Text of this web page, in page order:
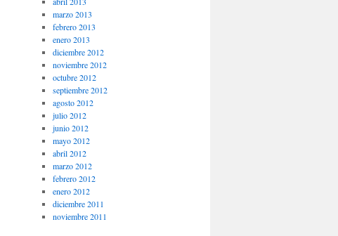
marzo 2013
febrero 2013
enero 2013
diciembre 2012
noviembre 2012
octubre 2012
septiembre 2012
agosto 2012
julio 2012
junio 2012
mayo 2012
abril 2012
marzo 2012
febrero 2012
enero 2012
diciembre 2011
noviembre 2011